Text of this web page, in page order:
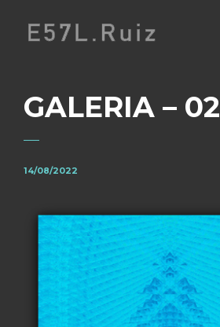
GALERIA – 02
14/08/2022